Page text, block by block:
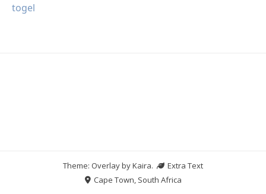
togel
Theme: Overlay byKaira.
Extra Text
Cape Town, South Africa